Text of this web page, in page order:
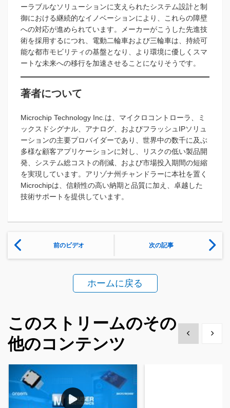
ーラブルなソリューションに支えられたシステム設計と制
御における継続的なイノベーションにより、これらの障壁
への対応が進められています。メーカーがこうした先進技
術を採用するにつれ、電動二輪車および三輪車は、持続可
能な都市モビリティの基盤となり、より環境に優しくスマ
ートな未来への移行を加速させることになりそうです。
著者について
Microchip Technology Inc.は、マイクロコントローラ、ミ
ックスドシグナル、アナログ、およびフラッシュIPソリュ
ーションの主要プロバイダーであり、世界中の数千に及ぶ
多様な顧客アプリケーションに対し、リスクの低い製品開
発、システム総コストの削減、および市場投入期間の短縮
を実現しています。アリゾナ州チャンドラーに本社を置く
Microchipは、信頼性の高い納期と品質に加え、卓越した
技術サポートを提供しています。
前のビデオ 次の記事
ホームに戻る
このストリームのその
他のコンテンツ
Show previous
Show